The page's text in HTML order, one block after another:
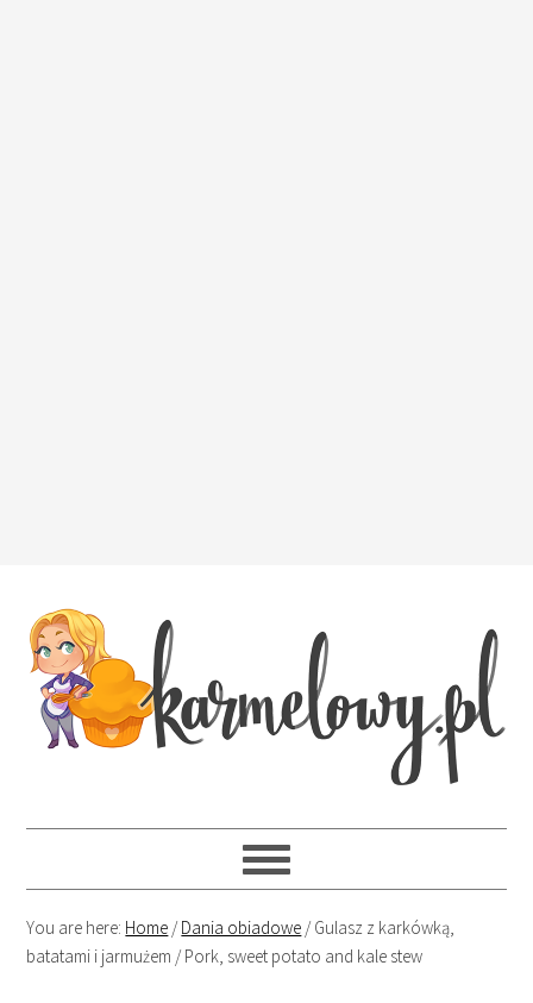
You are here: Home /Dania obiadowe /Gulasz z karkówką,
batatami i jarmużem / Pork, sweet potato and kale stew